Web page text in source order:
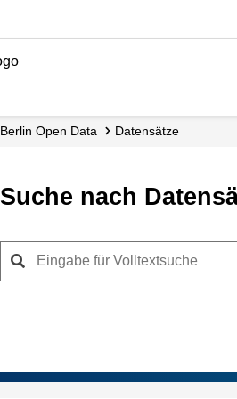
Berlin Open Data Datensätze
Suche nach